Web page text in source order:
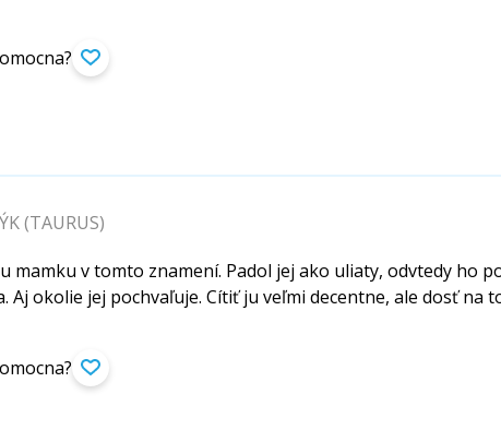
(TAURUS)
mamku v tomto znamení. Padol jej ako uliaty, odvtedy ho
Aj okolie jej pochvaľuje. Cítiť ju veľmi decentne, ale dosť na